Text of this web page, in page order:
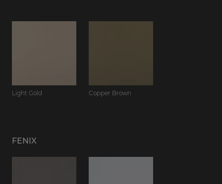
Light Gold Copper Brown
FENIX